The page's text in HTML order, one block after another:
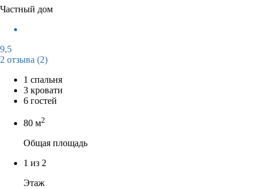
Частный дом
9,5
2 отзыва (2)
1 спальня
3 кровати
6 гостей
80 м2
Общая площадь
1 из 2
Этаж